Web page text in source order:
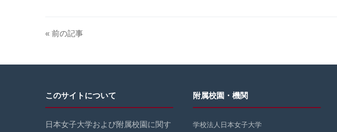
« 前の記事
このサイトについて
日本女子大学および附属校園に関す
附属校園・機関
学校法人日本女子大学